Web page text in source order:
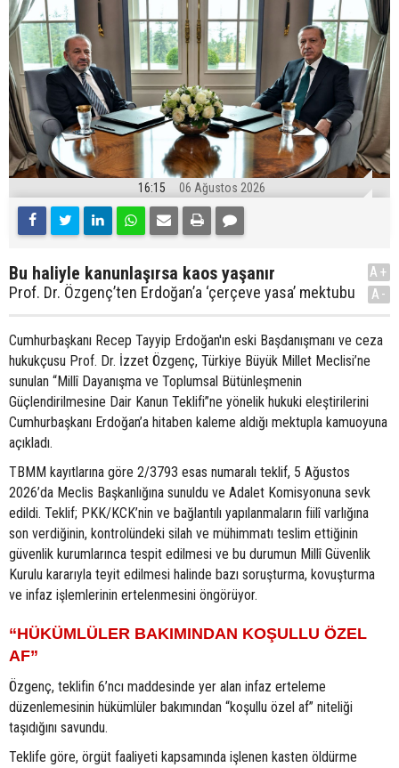
16:15 06 Ağustos 2026
Bu haliyle kanunlaşırsa kaos yaşanır
Prof. Dr. Özgenç’ten Erdoğan’a ‘çerçeve yasa’ mektubu
A+
A-
Cumhurbaşkanı Recep Tayyip Erdoğan'ın eski Başdanışmanı ve ceza
hukukçusu Prof. Dr. İzzet Özgenç, Türkiye Büyük Millet Meclisi’ne
sunulan “Millî Dayanışma ve Toplumsal Bütünleşmenin
Güçlendirilmesine Dair Kanun Teklifi”ne yönelik hukuki eleştirilerini
Cumhurbaşkanı Erdoğan’a hitaben kaleme aldığı mektupla kamuoyuna
açıkladı.
TBMM kayıtlarına göre 2/3793 esas numaralı teklif, 5 Ağustos
2026’da Meclis Başkanlığına sunuldu ve Adalet Komisyonuna sevk
edildi. Teklif; PKK/KCK’nin ve bağlantılı yapılanmaların fiilî varlığına
son verdiğinin, kontrolündeki silah ve mühimmatı teslim ettiğinin
güvenlik kurumlarınca tespit edilmesi ve bu durumun Millî Güvenlik
Kurulu kararıyla teyit edilmesi halinde bazı soruşturma, kovuşturma
ve infaz işlemlerinin ertelenmesini öngörüyor.
“HÜKÜMLÜLER BAKIMINDAN KOŞULLU ÖZEL
AF”
Özgenç, teklifin 6’ncı maddesinde yer alan infaz erteleme
düzenlemesinin hükümlüler bakımından “koşullu özel af” niteliği
taşıdığını savundu.
Teklife göre, örgüt faaliyeti kapsamında işlenen kasten öldürme